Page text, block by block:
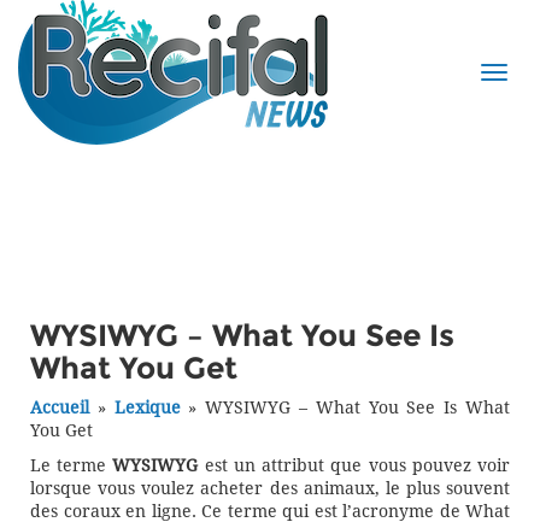
WYSIWYG – What You See Is
What You Get
Accueil» Lexique»WYSIWYG – What You See Is What
You Get
Le termeWYSIWYGest un attribut que vous pouvez voir
lorsque vous voulez acheter des animaux, le plus souvent
des coraux en ligne. Ce terme qui est l’acronyme de What